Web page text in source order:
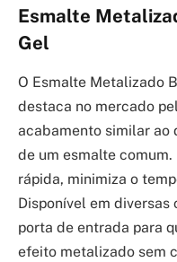
Esmalte
Gel
O Esmalte Metalizado
destaca no mercado
acabamento similar ao
de um esmalte
rápida, minimiza o
Disponível em
porta de entrada para
efeito metalizado sem